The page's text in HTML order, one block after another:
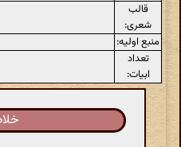
قالب
شعری:
منبع اولیه:
تعداد
ابیات: